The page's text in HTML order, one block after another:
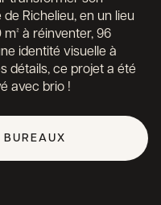
Richelieu, en un lieu
à réinventer, 96
identité visuelle à
détails, ce projet a été
avec brio !
BUREAUX